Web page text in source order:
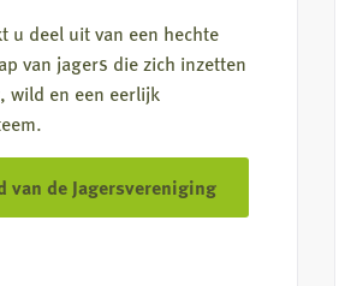
u deel uit van een hechte
van jagers die zich inzetten
wild en een eerlijk
van de Jagersvereniging